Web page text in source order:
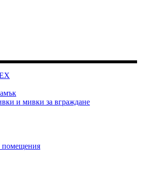
и мивки за вграждане
помещения